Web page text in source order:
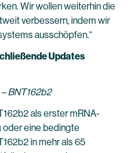
Wir wollen weiterhin die
verbessern, indem wir
ausschöpfen.“
Updates
BNT162b2
als erster mRNA-
eine bedingte
in mehr als 65